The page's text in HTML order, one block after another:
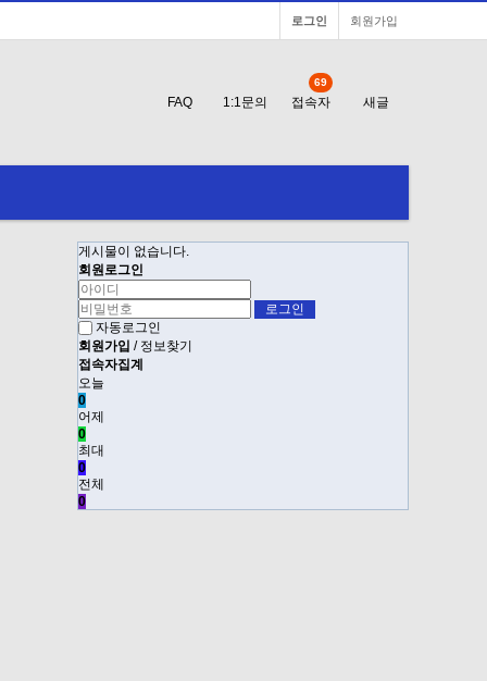
회원가입
로그인
FAQ 1:1문의 접속자
69
새글
게시물이 없습니다.
회원로그인
자동로그인
회원가입 / 정보찾기
접속자집계
오늘
0
어제
0
최대
0
전체
0